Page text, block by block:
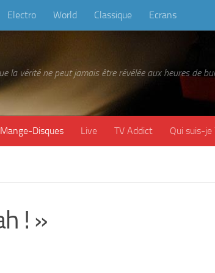
Electro World Classique Ecrans
la vérité ne peut jamais être révélée aux heures de
Mange-Disques Live TV Addict Qui suis-je
! »